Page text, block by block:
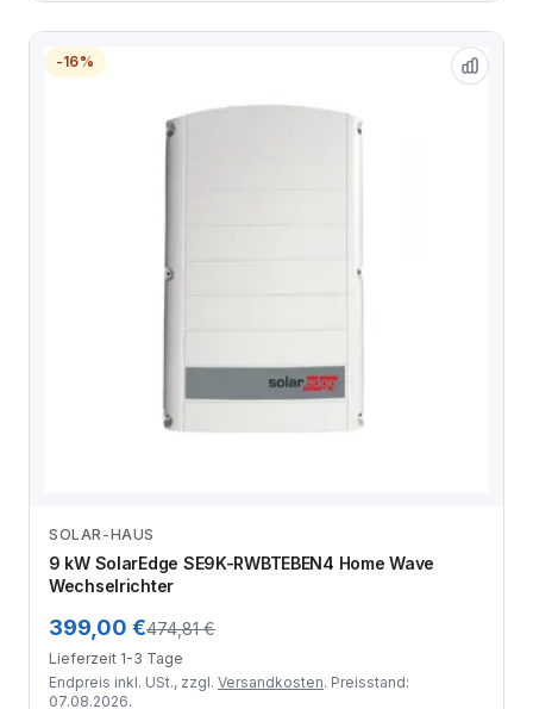
-16%
SOLAR-HAUS
9 kW SolarEdge SE9K-RWBTEBEN4 Home Wave
Wechselrichter
399,00 €474,81 €
Lieferzeit 1-3 Tage
Endpreis inkl. USt., zzgl. Versandkosten. Preisstand:
07.08.2026.